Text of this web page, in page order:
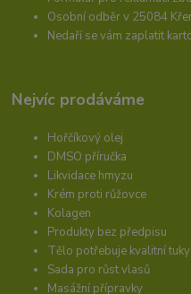
Osobní odběr v 25084
Nedaří se vám zaplatit
Nejvíc prodáváme
Hořčíkový olej
DMSO příručka
Likvidace hmyzu
Krém proti růžovce
Kolagen
Produkty bez předpisu
Tělo potřebuje kvalitní tuky
Sada pro růst vlasů
Masážní přípravky